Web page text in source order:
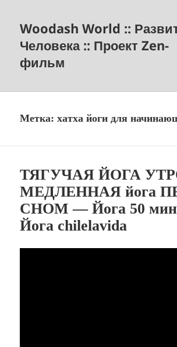
Woodash World ::
Человека :: Проект Zen-
фильм
Метка:хатха йоги для
ТЯГУЧАЯ ЙОГА
МЕДЛЕННАЯ йога
СНОМ — Йога 50
Йога chilelavida